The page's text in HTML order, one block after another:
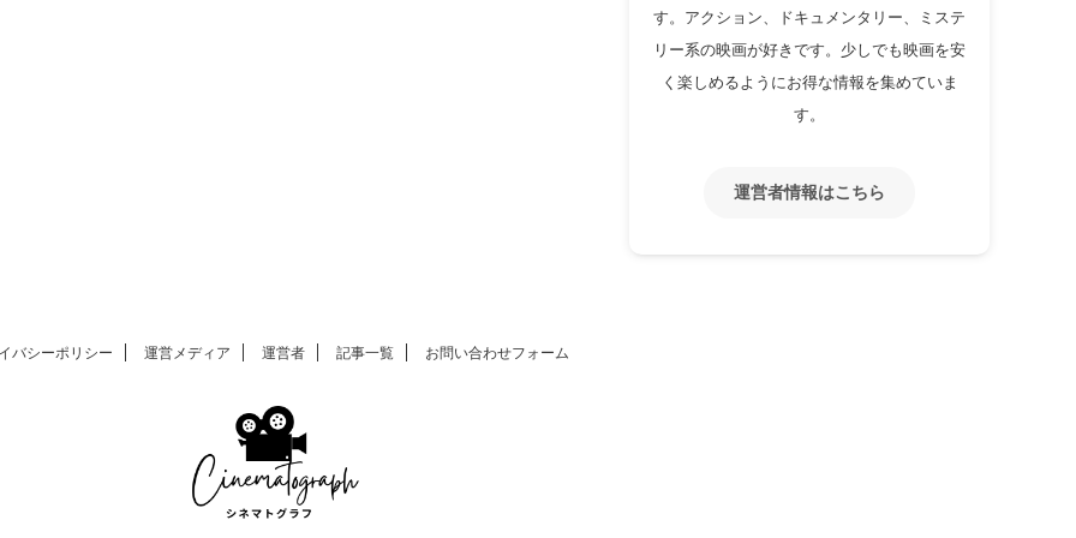
す。アクション、ドキュメンタリー、ミステ
リー系の映画が好きです。少しでも映画を安
く楽しめるようにお得な情報を集めていま
す。
運営者情報はこちら
バシーポリシー 運営メディア 運営者 記事一覧 お問い合わせフォーム